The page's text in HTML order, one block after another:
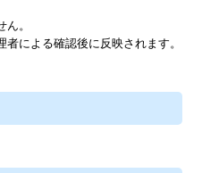
。
による確認後に反映されます。